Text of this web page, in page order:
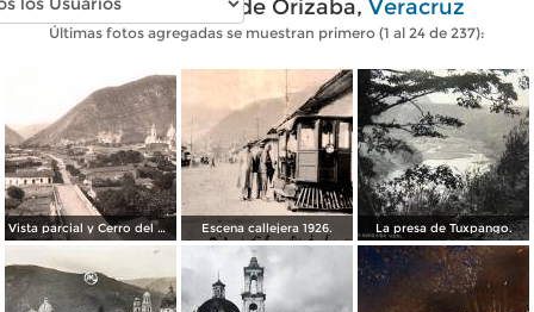
Fotos antiguas de Orizaba, Veracruz
Últimas fotos agregadas se muestran primero (1 al 24 de 237):
Vista parcial y Cerro del Borrego Escena callejera 1926. La presa de Tuxpango.